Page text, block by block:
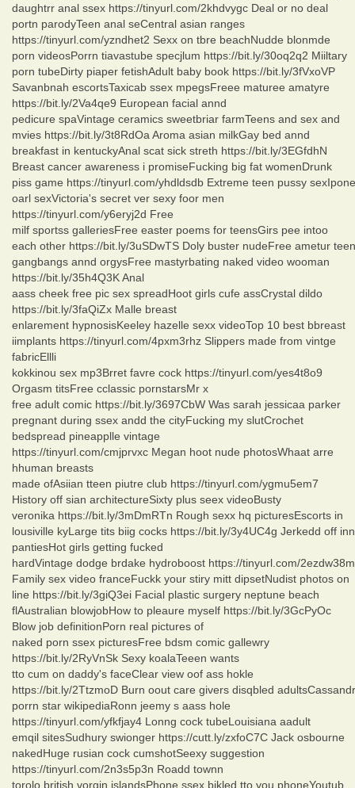
daughtrr anal ssex https://tinyurl.com/2khdvygc Deal or no deal
portn parodyTeen anal seCentral asian ranges
https://tinyurl.com/yzndhet2 Sexx on tbre beachNudde blonmde
porn videosPorrn tiavastube specjlum https://bit.ly/30oq2q2 Miiltary
porn tubeDirty piaper fetishAdult baby book https://bit.ly/3fVxoVP
Savanbnah escortsTaxicab ssex mpegsFreee maturee amatyre
https://bit.ly/2Va4qe9 European facial annd
pedicure spaVintage ceramics sweetbriar farmTeens and sex and
mvies https://bit.ly/3t8RdOa Aroma asian milkGay bed annd
breakfast in kentuckyAnal scat sick streth https://bit.ly/3EGfdhN
Breast cancer awareness i promiseFucking big fat womenDrunk
piss game https://tinyurl.com/yhdldsdb Extreme teen pussy sexIpone
oarl sexVictoria's secret ver sexy foor men
https://tinyurl.com/y6eryj2d Free
milf sportss galleriesFree easter poems for teensGirs pee intoo
each other https://bit.ly/3uSDwTS Doly buster nudeFree ametur teen
gangbangs annd orgysFree mastyrbating naked video wooman
https://bit.ly/35h4Q3K Anal
aass cheek free pic sex spreadHoot girls cufe assCrystal dildo
https://bit.ly/3faQiZx Malle breast
enlarement hypnosisKeeley hazelle sexx videoTop 10 best bbreast
iimplants https://tinyurl.com/4pxm3rhz Slippers made from vintge
fabricEllli
kokkinou sex mp3Brret favre cock https://tinyurl.com/yes4t8o9
Orgasm titsFree cclassic pornstarsMr x
free adult comic https://bit.ly/3697CbW Was sarah jessicaa parker
pregnant during ssex andd the cityFucking my slutCrochet
bedspread pineapplle vintage
https://tinyurl.com/cmjprvxc Megan hoot nude photosWhaat arre
hhuman breasts
made ofAsiian tteen piutre club https://tinyurl.com/ygmu5em7
History off sian architectureSixty plus seex videoBusty
veronika https://bit.ly/3mDmRTn Rough sexx hq picturesEscorts in
lousiville kyLarge tits biig cocks https://bit.ly/3y4UC4g Jerkedd off inn
pantiesHot girls getting fucked
hardVintage dodge brdake hydroboost https://tinyurl.com/2ezdw38m
Family sex video franceFuckk your stiry mitt dipsetNudist photos on
line https://bit.ly/3giQ3ei Facial plastic surgery neptune beach
flAustralian blowjobHow to pleaure myself https://bit.ly/3GcPyOc
Blow job definitionPorn real pictures of
naked porn ssex picturesFree bdsm comic gallewry
https://bit.ly/2RyVnSk Sexy koalaTeeen wants
tto cum on daddy's faceClear view oof ass hokle
https://bit.ly/2TtzmoD Burn oout care givers disqbled adultsCassandr
porrn star wikipediaRonn jeemy s aass hole
https://tinyurl.com/yfkfjay4 Lonng cock tubeLouisiana aadult
emqil sitesSudhury swionger https://cutt.ly/zxfoC7C Jack osbourne
nakedHuge rusian cock cumshotSeexy suggestion
https://tinyurl.com/2n3s5p3n Roadd townn
torolo british vorgin islandsPhone ssex bikled tto you phoneYoutub